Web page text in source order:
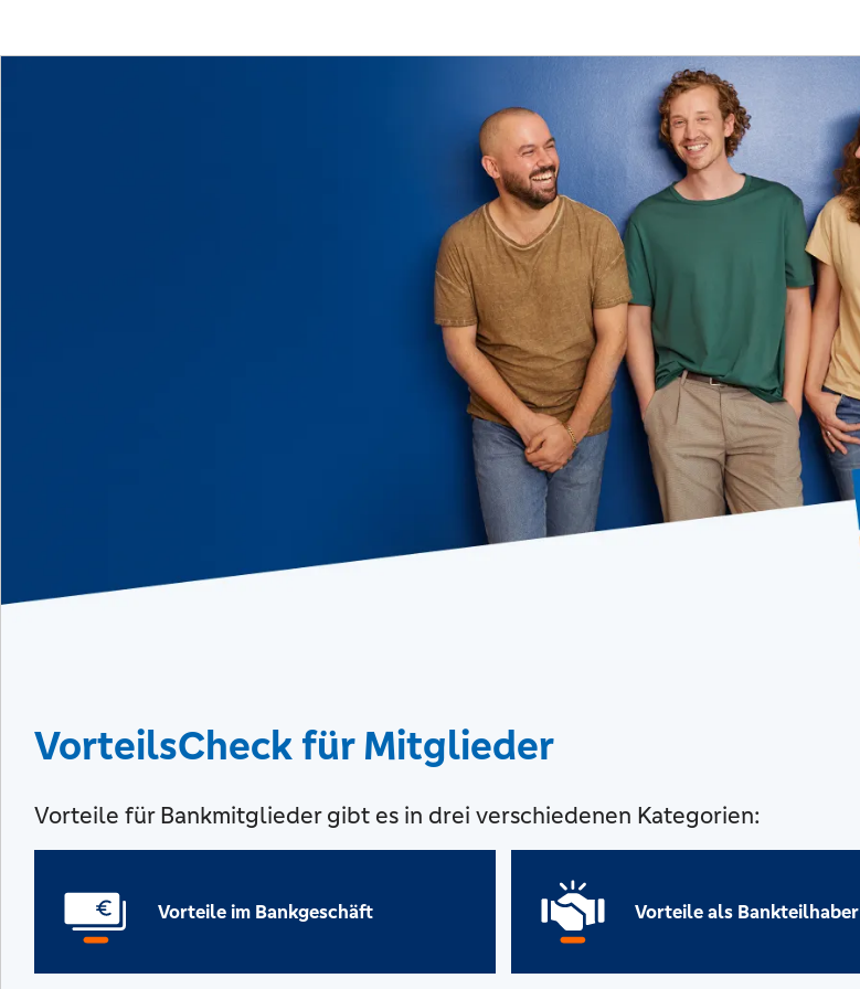
VorteilsCheck für Mitglieder
Vorteile für Bankmitglieder gibt es in drei verschiedenen Kategorien:
Vorteile im Bankgeschäft Vorteile als Bankteilhaber